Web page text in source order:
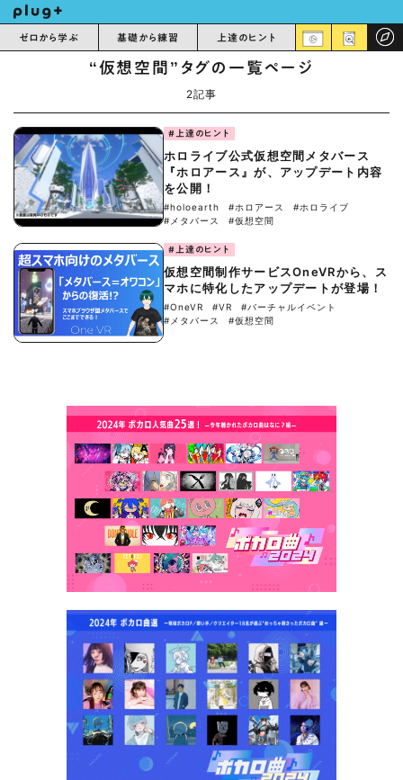
ゼロから学ぶ 基礎から練習 上達のヒント
“仮想空間”タグの一覧ページ
2記事
#上達のヒント
ホロライブ公式仮想空間メタバース
『ホロアース』が、アップデート内容
を公開！
#holoearth #ホロアース
#ホロライブ
#メタバース
#仮想空間
#上達のヒント
仮想空間制作サービスOneVRから、ス
マホに特化したアップデートが登場！
#OneVR #VR
#バーチャルイベント
#メタバース
#仮想空間